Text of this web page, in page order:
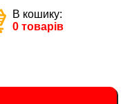
В кошику:
0 товарів